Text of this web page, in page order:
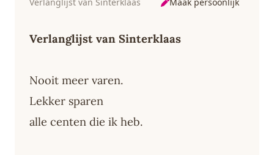
Verlanglijst van Sinterklaas
Verlanglijst van Sinterklaas
Nooit meer varen.
Lekker sparen
alle centen die ik heb.